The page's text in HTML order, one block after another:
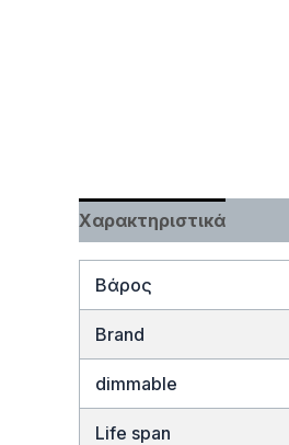
Χαρακτηριστικά
Βάρος
Brand
dimmable
Life span